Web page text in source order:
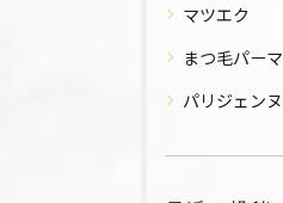
マツエク
まつ毛パーマ
パリジェンヌ